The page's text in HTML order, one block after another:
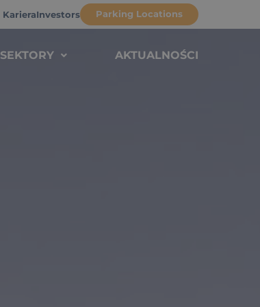
KarieraInvestors Parking Locations
SEKTORY AKTUALNOŚCI